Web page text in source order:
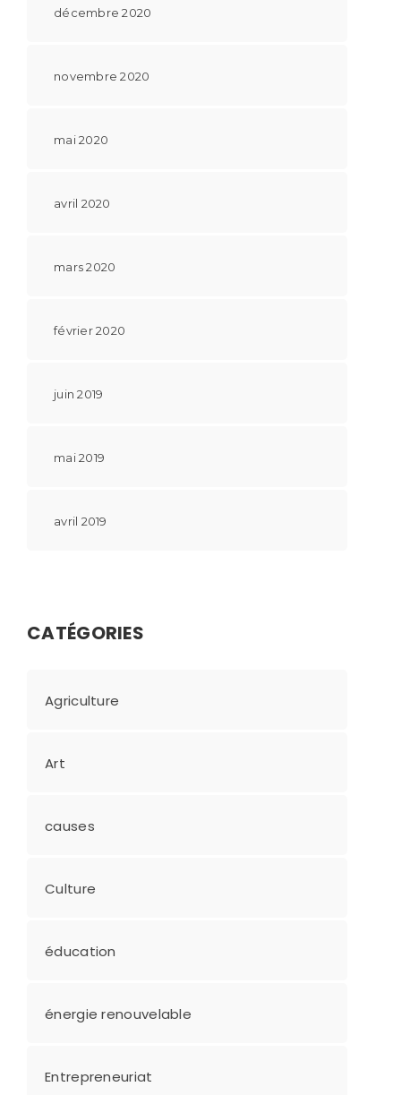
décembre 2020
novembre 2020
mai 2020
avril 2020
mars 2020
février 2020
juin 2019
mai 2019
avril 2019
CATÉGORIES
Agriculture
Art
causes
Culture
éducation
énergie renouvelable
Entrepreneuriat